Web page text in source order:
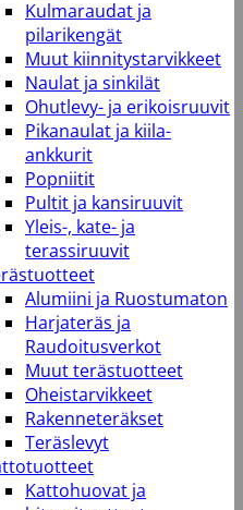
Kulmaraudat ja
pilarikengät
Muut kiinnitystarvikkeet
Naulat ja sinkilät
Ohutlevy- ja erikoisruuvit
Pikanaulat ja kiila-
ankkurit
Popniitit
Pultit ja kansiruuvit
Yleis-, kate- ja
terassiruuvit
Alumiini ja Ruostumaton
Harjateräs ja
Raudoitusverkot
Muut terästuotteet
Oheistarvikkeet
Rakenneteräkset
Teräslevyt
Kattohuovat ja